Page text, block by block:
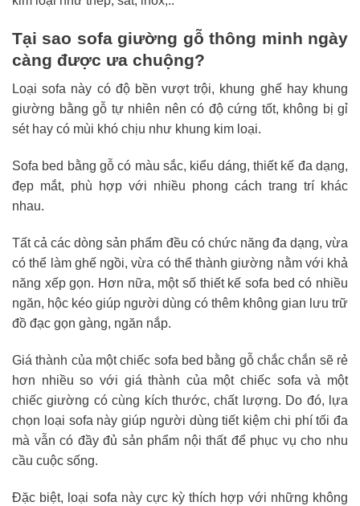
Tại sao sofa giường gỗ thông minh ngày
càng được ưa chuộng?
Loại sofa này có độ bền vượt trội, khung ghế hay khung
giường bằng gỗ tự nhiên nên có độ cứng tốt, không bị gỉ
sét hay có mùi khó chịu như khung kim loại.
Sofa bed bằng gỗ có màu sắc, kiểu dáng, thiết kế đa dạng,
đẹp mắt, phù hợp với nhiều phong cách trang trí khác
nhau.
Tất cả các dòng sản phẩm đều có chức năng đa dạng, vừa
có thể làm ghế ngồi, vừa có thể thành giường nằm với khả
năng xếp gọn. Hơn nữa, một số thiết kế sofa bed có nhiều
ngăn, hộc kéo giúp người dùng có thêm không gian lưu trữ
đồ đạc gọn gàng, ngăn nắp.
Giá thành của một chiếc sofa bed bằng gỗ chắc chắn sẽ rẻ
hơn nhiều so với giá thành của một chiếc sofa và một
chiếc giường có cùng kích thước, chất lượng. Do đó, lựa
chọn loại sofa này giúp người dùng tiết kiệm chi phí tối đa
mà vẫn có đầy đủ sản phẩm nội thất để phục vụ cho nhu
cầu cuộc sống.
Đặc biệt, loại sofa này cực kỳ thích hợp với những không